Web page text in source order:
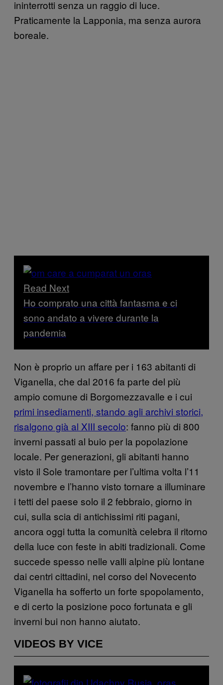
ininterrotti senza un raggio di luce.
Praticamente la Lapponia, ma senza aurora
boreale.
Read Next
Ho comprato una città fantasma e ci
sono andato a vivere durante la
pandemia
Non è proprio un affare per i 163 abitanti di
Viganella, che dal 2016 fa parte del più
ampio comune di Borgomezzavalle e i cui
primi insediamenti, stando agli archivi storici,
risalgono già al XIII secolo: fanno più di 800
inverni passati al buio per la popolazione
locale. Per generazioni, gli abitanti hanno
visto il Sole tramontare per l’ultima volta l’11
novembre e l’hanno visto tornare a illuminare
i tetti del paese solo il 2 febbraio, giorno in
cui, sulla scia di antichissimi riti pagani,
ancora oggi tutta la comunità celebra il ritorno
della luce con feste in abiti tradizionali. Come
succede spesso nelle valli alpine più lontane
dai centri cittadini, nel corso del Novecento
Viganella ha sofferto un forte spopolamento,
e di certo la posizione poco fortunata e gli
inverni bui non hanno aiutato.
VIDEOS BY VICE